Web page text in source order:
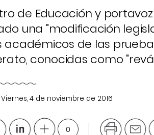
de Educación y
una "modificación
de las
conocidas como
Viernes, 4 de noviembre de 2016
0